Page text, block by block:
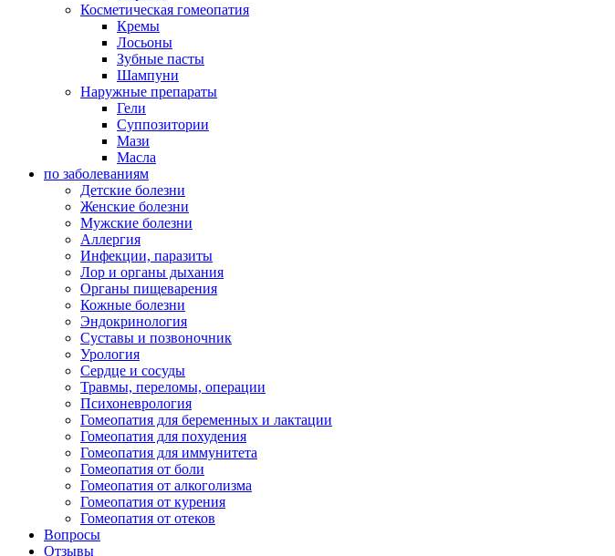
Косметическая гомеопатия
Кремы
Лосьоны
Зубные пасты
Шампуни
Наружные препараты
Гели
Суппозитории
Мази
Масла
по заболеваниям
Детские болезни
Женские болезни
Мужские болезни
Аллергия
Инфекции, паразиты
Лор и органы дыхания
Органы пищеварения
Кожные болезни
Эндокринология
Суставы и позвоночник
Урология
Сердце и сосуды
Травмы, переломы, операции
Психоневрология
Гомеопатия для беременных и лактации
Гомеопатия для похудения
Гомеопатия для иммунитета
Гомеопатия от боли
Гомеопатия от алкоголизма
Гомеопатия от курения
Гомеопатия от отеков
Вопросы
Отзывы